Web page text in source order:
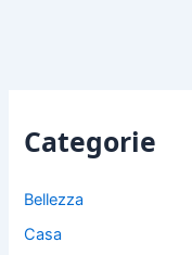
Categorie
Bellezza
Casa